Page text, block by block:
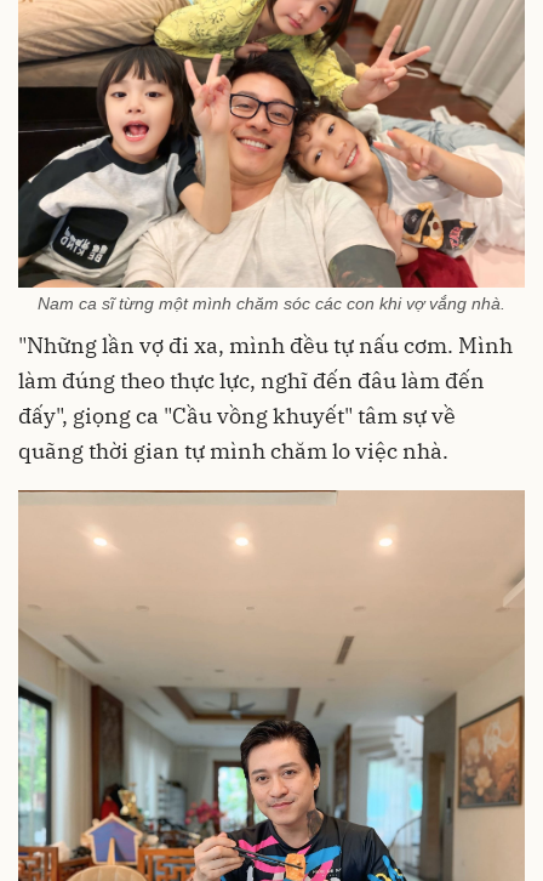
Nam ca sĩ từng một mình chăm sóc các con khi vợ vắng nhà.
"Những lần vợ đi xa, mình đều tự nấu cơm. Mình
làm đúng theo thực lực, nghĩ đến đâu làm đến
đấy", giọng ca "Cầu vồng khuyết" tâm sự về
quãng thời gian tự mình chăm lo việc nhà.